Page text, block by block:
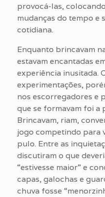
provocá-las,
mudanças do tempo e
cotidiana.
Enquanto brincavam
estavam encantadas
experiência inusitada.
experimentações,
nos escorregadores e
que se formavam foi a
Brincavam, riam,
jogo competindo para
pulo. Entre as
discutiram o que
“estivesse maior” e
capas, galochas e
chuva fosse